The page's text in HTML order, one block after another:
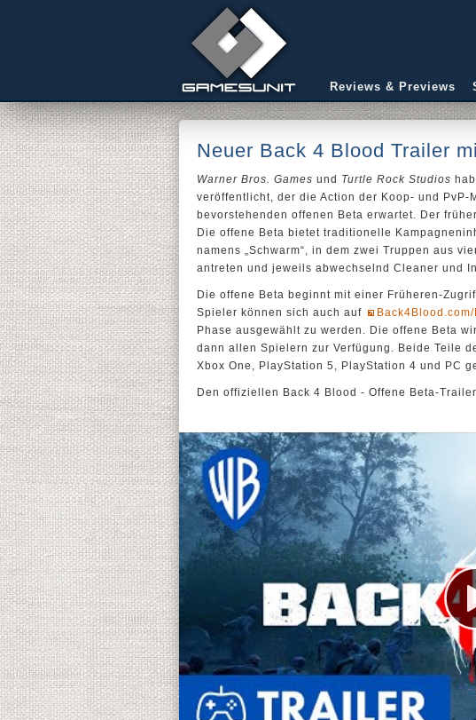
Reviews & Previews
Neuer Back 4 Blood Trailer
Warner Bros. Games und Turtle Rock Studios
veröffentlicht, der die Action der Koop- und
bevorstehenden offenen Beta erwartet. Der
Die offene Beta bietet traditionelle
namens „Schwarm“, in dem zwei Truppen aus
antreten und jeweils abwechselnd Cleaner und
Die offene Beta beginnt mit einer Früheren-
Spieler können sich auch auf
Phase ausgewählt zu werden. Die offene Beta
dann allen Spielern zur Verfügung. Beide Teile
Xbox One, PlayStation 5, PlayStation 4 und PC
Den offiziellen Back 4 Blood - Offene Beta-